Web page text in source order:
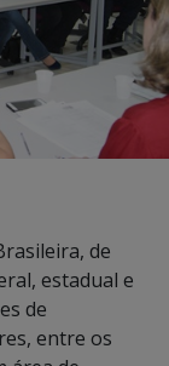
de
estadual e
de
entre os